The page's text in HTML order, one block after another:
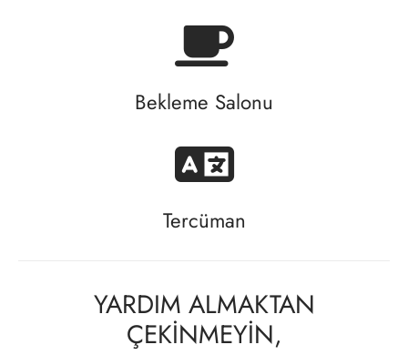
Bekleme Salonu
Tercüman
YARDIM ALMAKTAN
ÇEKİNMEYİN,